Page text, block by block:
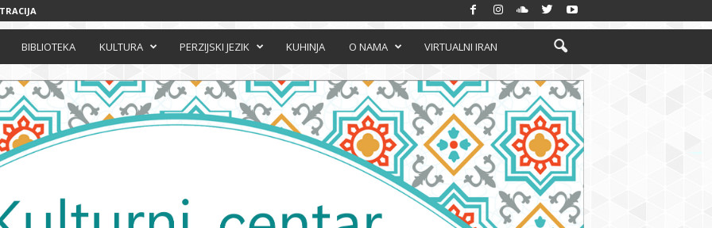
BIBLIOTEKA KULTURA PERZIJSKI JEZIK KUHINJA O NAMA VIRTUALNI IRAN